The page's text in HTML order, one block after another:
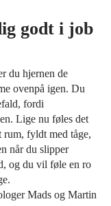
godt i job
du hjernen de
ovenpå igen. Du
fordi
Lige nu føles det
rum, fyldt med tåge,
når du slipper
og du vil føle en ro
Mads og Martin